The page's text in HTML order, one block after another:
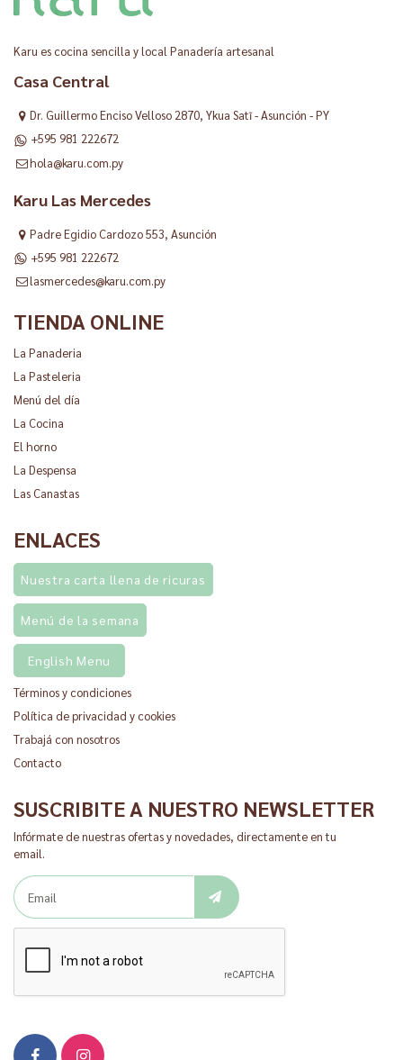
Karu es cocina sencilla y local Panadería artesanal
Casa Central
Dr. Guillermo Enciso Velloso 2870, Ykua Satĩ - Asunción - PY
+595 981 222672
hola@karu.com.py
Karu Las Mercedes
Padre Egidio Cardozo 553, Asunción
+595 981 222672
lasmercedes@karu.com.py
TIENDA ONLINE
La Panaderia
La Pasteleria
Menú del día
La Cocina
El horno
La Despensa
Las Canastas
ENLACES
Nuestra carta llena de ricuras
Menú de la semana
English Menu
Términos y condiciones
Política de privacidad y cookies
Trabajá con nosotros
Contacto
SUSCRIBITE A NUESTRO NEWSLETTER
Infórmate de nuestras ofertas y novedades, directamente en tu
email.